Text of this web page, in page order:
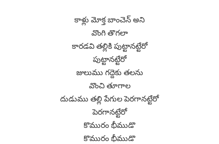
కాళ్లు మోక్త బాంచెన్ అని
వొంగి తొగలా
కారడవి తల్లికి పుట్టానట్టేరో
పుట్టానట్టేరో
జులుము గద్దెకు తలను
వొంచి తూగాల
దుడుము తల్లి పేగుల పెరగానట్టేరో
పెరగానట్టేరో
కొమురం భీముడొ
కొమురం భీముడొ